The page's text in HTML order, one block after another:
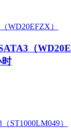
（
时